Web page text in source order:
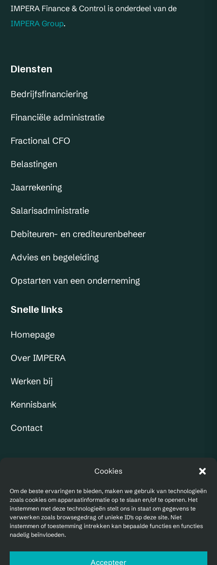
Cookies
Om de beste ervaringen te bieden, maken we gebruik van technologieën
zoals cookies om apparaatinformatie op te slaan en/of te openen. Het
instemmen met deze technologieën stelt ons in staat om gegevens te
verwerken zoals browsegedrag of unieke ID's op deze site. Niet
instemmen of toestemming intrekken kan bepaalde functies en functies
nadelig beïnvloeden.
Accepteer
IMPERA Finance & Control is onderdeel van de
IMPERA Group.
Diensten
Bedrijfsfinanciering
Financiële administratie
Fractional CFO
Belastingen
Jaarrekening
Salarisadministratie
Debiteuren- en crediteurenbeheer
Advies en begeleiding
Opstarten van een onderneming
Snelle links
Homepage
Over IMPERA
Werken bij
Kennisbank
Contact
NL867940220B01